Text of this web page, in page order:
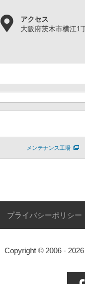
アクセス
大阪府茨木市横江1
メンテナンス工場
プライバシーポリシー
Copyright © 2006 -